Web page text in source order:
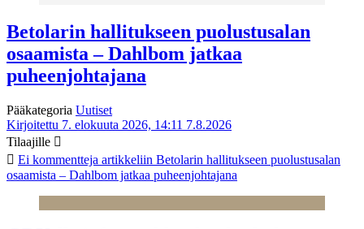
Betolarin hallitukseen puolustusalan
osaamista – Dahlbom jatkaa
puheenjohtajana
Pääkategoria Uutiset
Kirjoitettu 7. elokuuta 2026, 14:11 7.8.2026
Tilaajille
Ei kommentteja artikkeliin Betolarin hallitukseen puolustusalan
osaamista – Dahlbom jatkaa puheenjohtajana